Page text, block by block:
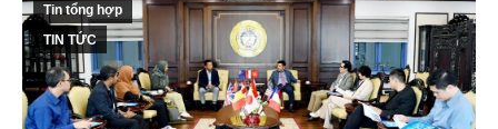
Tin tổng hợp
TIN TỨC